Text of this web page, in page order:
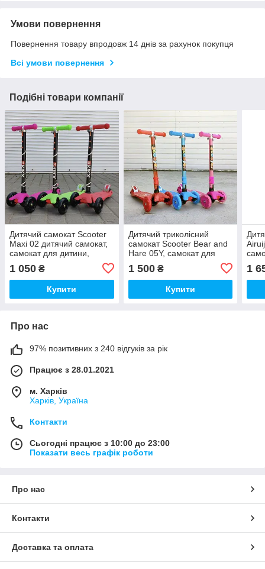
Умови повернення
Повернення товару впродовж 14 днів за рахунок покупця
Всі умови повернення
Подібні товари компанії
Дитячий самокат Scooter
Maxi 02 дитячий самокат,
самокат для дитини,
1 050 ₴
Купити
Дитячий триколісний
самокат Scooter Bear and
Hare 05Y, самокат для
дитини, якісний самокат
1 500₴
Купити
1
Про нас
97% позитивних з 240 відгуків за рік
Працює з 28.01.2021
м. Харків
Харків, Україна
Контакти
Сьогодні працює з 10:00 до 23:00
Показати весь графік роботи
Про нас
Контакти
Доставка та оплата